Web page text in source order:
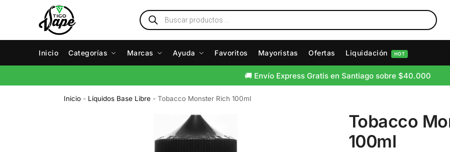
Inicio Categorías Marcas Ayuda Favoritos Mayoristas Ofertas Liquidación HOT
🚛 Envío Gratis a Regiones sobre $80.000
Inicio - Líquidos Base Libre -Tobacco Monster Rich 100ml
Tobacco
100ml